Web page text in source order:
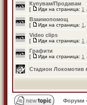
Купувам/Продавам
[ Иди на страница: 1
Взаимопомощ
[ Иди на страница: 1
Video clips
[ Иди на страница: 1
Графити
[ Иди на страница: 1
Стадион Локомотив
Форуми